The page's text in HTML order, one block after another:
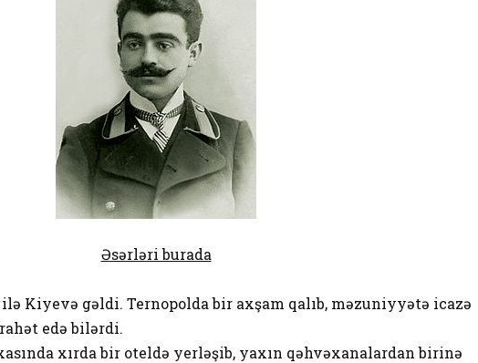
Əsərləri burada
ilə Kiyevə gəldi. Ternopolda bir axşam qalıb, məzuniyyətə icazə
edə bilərdi.
xırda bir oteldə yerləşib, yaxın qəhvəxanalardan birinə